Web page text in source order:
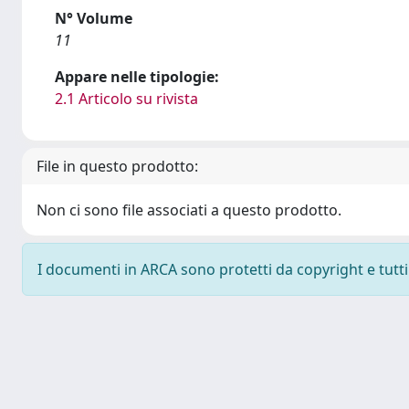
N° Volume
11
Appare nelle tipologie:
2.1 Articolo su rivista
File in questo prodotto:
Non ci sono file associati a questo prodotto.
I documenti in ARCA sono protetti da copyright e